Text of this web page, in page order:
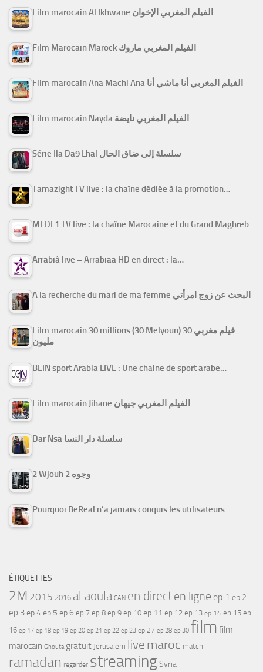
Film marocain Al Ikhwane الفيلم المغربي الإخوان
Film Marocain Marock الفيلم المغربي ماروك
Film marocain Ana Machi Ana الفيلم المغربي أنا ماشي أنا
Film marocain Nayda الفيلم المغربي نايضة
Série Ila Da9 Lhal سلسلة إلى ضاق الحال
Tamazight TV live : la chaîne dédiée à la promotion…
MEDI 1 TV live : la chaîne Marocaine et du Grand Maghreb
Arrabiâ live – Arrabiaa HD en direct : la…
A la recherche du mari de ma femme البحث عن زوج امرأتي
Film marocain 30 millions (30 Melyoun) فيلم مغربي 30
مليون
BEIN sport Arabia LIVE : Une chaine de sport arabe…
Film marocain Jihane الفيلم المغربي جيهان
Dar Nsa سلسلة دار النسا
2 Wjouh 2 وجوه
Pourquoi BeReal n’a jamais conquis les utilisateurs
ÉTIQUETTES
2M 2015 2016 al aoula CAN en directen ligne ep 1 ep 2
ep 3ep 4ep 5 ep 6 ep 7 ep 8 ep 9 ep 10 ep 11 ep 12 ep 13 ep 14 ep 15 ep
16 ep 17 ep 18 ep 19 ep 20 ep 21 ep 22 ep 23 ep 27 ep 28 ep 30 film film
marocain Ghouta gratuit Jerusalem live maroc match
ramadan regarder streamingSyria